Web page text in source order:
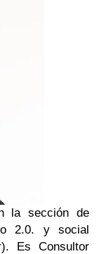
la sección de
2.0. y social
Es Consultor